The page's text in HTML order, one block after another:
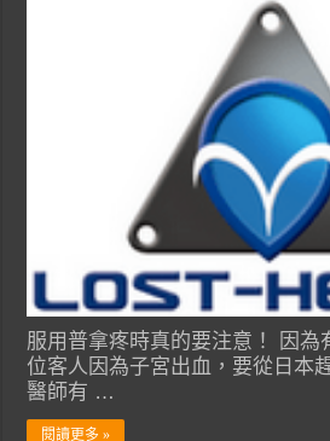
服用普拿疼時真的要注意！ 因為
位客人因為子宮出血，要從日本
醫師有 …
閱讀更多 »